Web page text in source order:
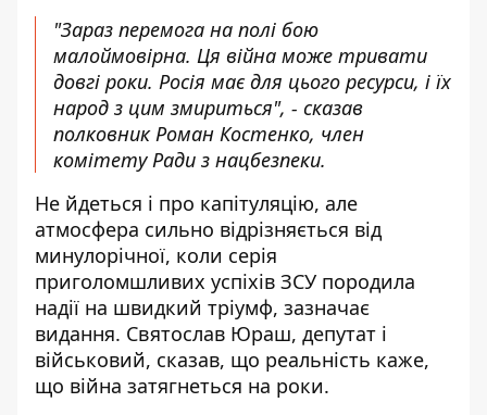
"Зараз перемога на полі бою
малоймовірна. Ця війна може тривати
довгі роки. Росія має для цього ресурси, і їх
народ з цим змириться", - сказав
полковник Роман Костенко, член
комітету Ради з нацбезпеки.
Не йдеться і про капітуляцію, але
атмосфера сильно відрізняється від
минулорічної, коли серія
приголомшливих успіхів ЗСУ породила
надії на швидкий тріумф, зазначає
видання. Святослав Юраш, депутат і
військовий, сказав, що реальність каже,
що війна затягнеться на роки.